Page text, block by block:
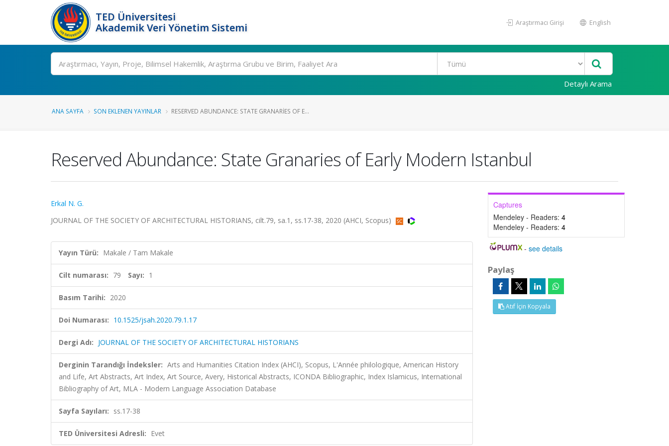
TED Üniversitesi
Akademik Veri Yönetim Sistemi
Araştırmacı Girişi English
Ara
Detaylı Arama
ANA SAYFA SON EKLENEN YAYINLAR RESERVED ABUNDANCE: STATE GRANARIES OF E...
Reserved Abundance: State Granaries of Early Modern Istanbul
Erkal N. G.
JOURNAL OF THE SOCIETY OF ARCHITECTURAL HISTORIANS, cilt.79, sa.1, ss.17-38, 2020 (AHCI, Scopus)
Yayın Türü: Makale / Tam Makale
Cilt numarası: 79 Sayı: 1
Basım Tarihi: 2020
Doi Numarası: 10.1525/jsah.2020.79.1.17
Dergi Adı: JOURNAL OF THE SOCIETY OF ARCHITECTURAL HISTORIANS
Derginin Tarandığı İndeksler: Arts and Humanities Citation Index (AHCI), Scopus, L'Année philologique, American History
and Life, Art Abstracts, Art Index, Art Source, Avery, Historical Abstracts, ICONDA Bibliographic, Index Islamicus, International
Bibliography of Art, MLA - Modern Language Association Database
Sayfa Sayıları: ss.17-38
TED Üniversitesi Adresli: Evet
Captures
Mendeley - Readers: 4
Mendeley - Readers: 4
-see details
Paylaş
Atıf İçin Kopyala